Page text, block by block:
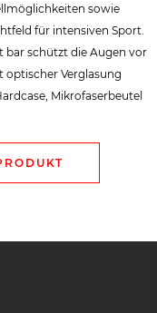
sowie
für intensiven Sport.
bar schützt die Augen vor
optischer Verglasung
Mikrofaserbeutel